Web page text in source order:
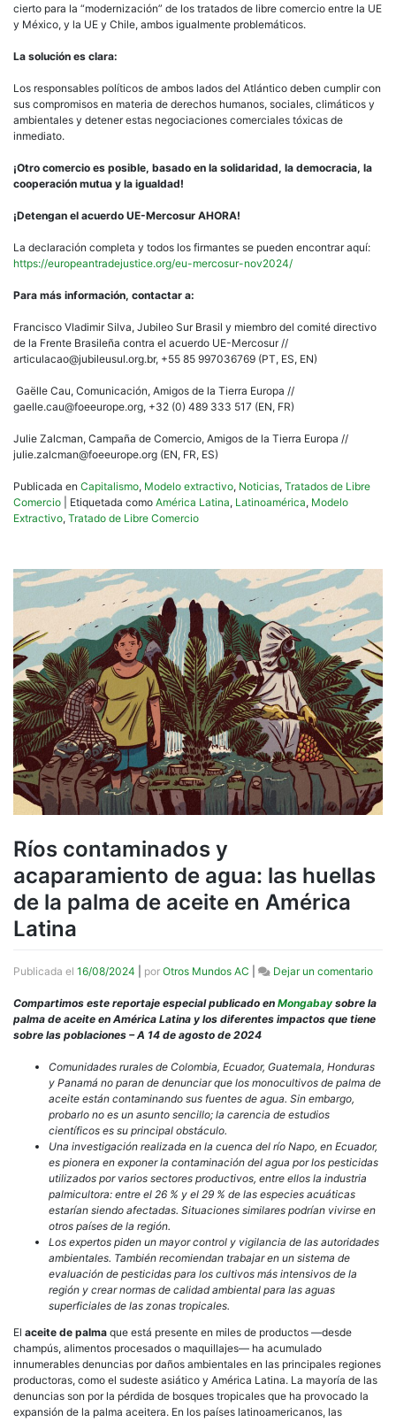
cierto para la “modernización” de los tratados de libre comercio entre la UE
y México, y la UE y Chile, ambos igualmente problemáticos.
La solución es clara:
Los responsables políticos de ambos lados del Atlántico deben cumplir con
sus compromisos en materia de derechos humanos, sociales, climáticos y
ambientales y detener estas negociaciones comerciales tóxicas de
inmediato.
¡Otro comercio es posible, basado en la solidaridad, la democracia, la
cooperación mutua y la igualdad!
¡Detengan el acuerdo UE-Mercosur AHORA!
La declaración completa y todos los firmantes se pueden encontrar aquí:
https://europeantradejustice.org/eu-mercosur-nov2024/
Para más información, contactar a:
Francisco Vladimir Silva, Jubileo Sur Brasil y miembro del comité directivo
de la Frente Brasileña contra el acuerdo UE-Mercosur //
articulacao@jubileusul.org.br, +55 85 997036769 (PT, ES, EN)
Gaëlle Cau, Comunicación, Amigos de la Tierra Europa //
gaelle.cau@foeeurope.org, +32 (0) 489 333 517 (EN, FR)
Julie Zalcman, Campaña de Comercio, Amigos de la Tierra Europa //
julie.zalcman@foeeurope.org (EN, FR, ES)
Publicada en Capitalismo, Modelo extractivo, Noticias, Tratados de Libre
Comercio
Etiquetada como América Latina, Latinoamérica, Modelo
Extractivo, Tratado de Libre Comercio
Ríos contaminados y
acaparamiento de agua: las huellas
de la palma de aceite en América
Latina
Publicada el 16/08/2024 por Otros Mundos AC Dejar un comentarioen
y
las
de
Compartimos este reportaje especial publicado en Mongabaysobre la
palma de aceite en América Latina y los diferentes impactos que tiene
sobre las poblaciones – A 14 de agosto de 2024
Comunidades rurales de Colombia, Ecuador, Guatemala, Honduras
y Panamá no paran de denunciar que los monocultivos de palma de
aceite están contaminando sus fuentes de agua. Sin embargo,
probarlo no es un asunto sencillo; la carencia de estudios
científicos es su principal obstáculo.
Una investigación realizada en la cuenca del río Napo, en Ecuador,
es pionera en exponer la contaminación del agua por los pesticidas
utilizados por varios sectores productivos, entre ellos la industria
palmicultora: entre el 26 % y el 29 % de las especies acuáticas
estarían siendo afectadas. Situaciones similares podrían vivirse en
otros países de la región.
Los expertos piden un mayor control y vigilancia de las autoridades
ambientales. También recomiendan trabajar en un sistema de
evaluación de pesticidas para los cultivos más intensivos de la
región y crear normas de calidad ambiental para las aguas
superficiales de las zonas tropicales.
El aceite de palma que está presente en miles de productos —desde
champús, alimentos procesados o maquillajes— ha acumulado
innumerables denuncias por daños ambientales en las principales regiones
productoras, como el sudeste asiático y América Latina. La mayoría de las
denuncias son por la pérdida de bosques tropicales que ha provocado la
expansión de la palma aceitera. En los países latinoamericanos, las